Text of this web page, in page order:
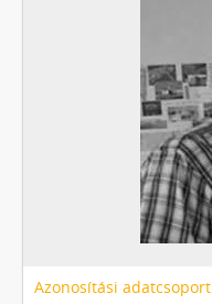
Azonosítási adatcsoport